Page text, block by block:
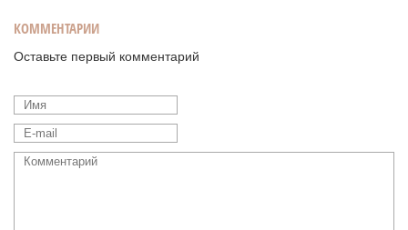
КОММЕНТАРИИ
Оставьте первый комментарий